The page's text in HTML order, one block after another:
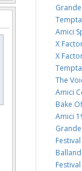
Amici
X
X
The
Amici
Bake
Amici